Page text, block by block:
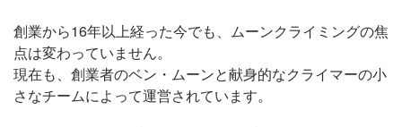
創業から16年以上経った今でも、ムーンクライミングの焦
点は変わっていません。
現在も、創業者のベン・ムーンと献身的なクライマーの小
さなチームによって運営されています。